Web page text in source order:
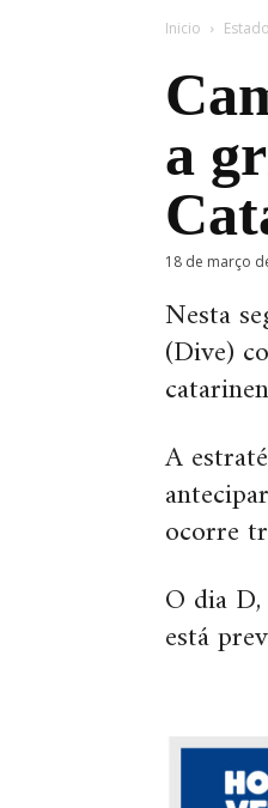
Inicio Estado
a
18 de março
Nesta
(Dive)
A
ocorre
O dia
está